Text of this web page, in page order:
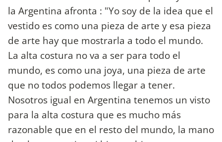
la Argentina afronta : "Yo soy de la idea que el
vestido es como una pieza de arte y esa pieza
de arte hay que mostrarla a todo el mundo.
La alta costura no va a ser para todo el
mundo, es como una joya, una pieza de arte
que no todos podemos llegar a tener.
Nosotros igual en Argentina tenemos un visto
para la alta costura que es mucho más
razonable que en el resto del mundo, la mano